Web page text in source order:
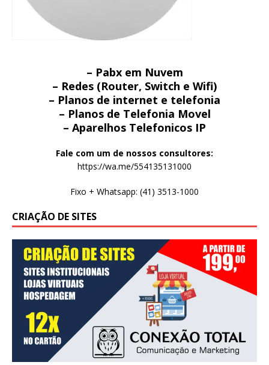
– Pabx em Nuvem
– Redes (Router, Switch e Wifi)
– Planos de internet e telefonia
– Planos de Telefonia Movel
– Aparelhos Telefonicos IP
Fale com um de nossos consultores:
https://wa.me/554135131000
Fixo + Whatsapp: (41) 3513-1000
CRIAÇÃO DE SITES